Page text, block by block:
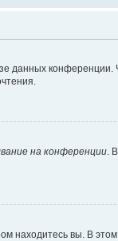
данных
на конференции.
находитесь вы. В